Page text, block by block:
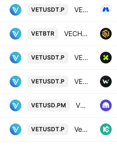
VETUSDT.P VET / Tether PERPETUAL FUTURES
VETBTR VECHAIN/BITRUE COIN
VETUSDT.P VECHAIN/USDT PERPETUAL SWAP CONTRACT
VETUSDT.P VECHAIN / TETHER PERPETUAL FUTURES
VETUSD.PM VETUSD Multi Collateral Perpetual Futures Contract
VETUSDT.P Vechain/Tether Perpetual Contract